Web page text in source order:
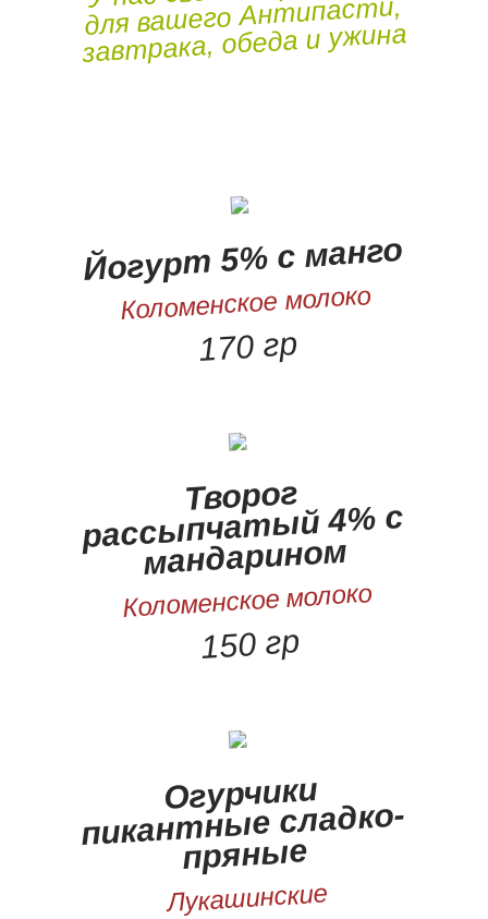
для вашего Антипасти,
завтрака, обеда и ужина
Йогурт 5% с манго
Коломенское молоко
170 гр
Творог
рассыпчатый 4% с
мандарином
Коломенское молоко
150 гр
Огурчики
пикантные сладко-
пряные
Лукашинские